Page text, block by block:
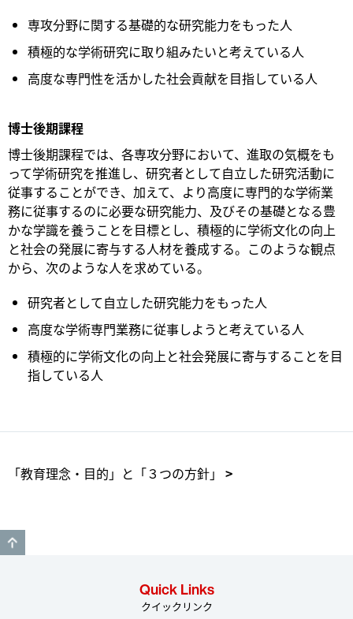
専攻分野に関する基礎的な研究能力をもった人
積極的な学術研究に取り組みたいと考えている人
高度な専門性を活かした社会貢献を目指している人
博士後期課程
博士後期課程では、各専攻分野において、進取の気概をも
って学術研究を推進し、研究者として自立した研究活動に
従事することができ、加えて、より高度に専門的な学術業
務に従事するのに必要な研究能力、及びその基礎となる豊
かな学識を養うことを目標とし、積極的に学術文化の向上
と社会の発展に寄与する人材を養成する。このような観点
から、次のような人を求めている。
研究者として自立した研究能力をもった人
高度な学術専門業務に従事しようと考えている人
積極的に学術文化の向上と社会発展に寄与することを目
指している人
「教育理念・目的」と「３つの方針」
Quick Links
クイックリンク